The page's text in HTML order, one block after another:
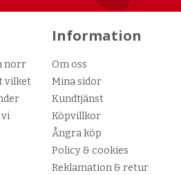
norr
vilket
vi
Information
Om oss
Mina sidor
Kundtjänst
Köpvillkor
Ångra köp
Policy & cookies
Reklamation & retur